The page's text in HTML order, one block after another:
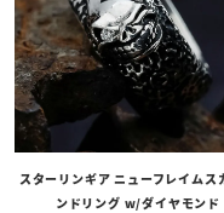
スターリンギア ニューフレイムス
ンドリング w/ダイヤモンド